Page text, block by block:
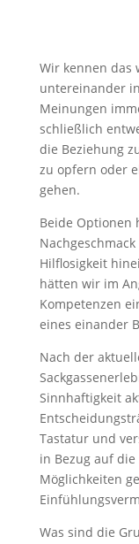
Wir kennen das
untereinander
Meinungen
schließlich
die Beziehung
zu opfern oder
gehen.
Beide Optionen
Hilflosigkeit
hätten wir im
Kompetenzen
eines einander
Nach der
Sinnhaftigkeit
Tastatur und
in Bezug auf
Möglichkeiten
Was sind die